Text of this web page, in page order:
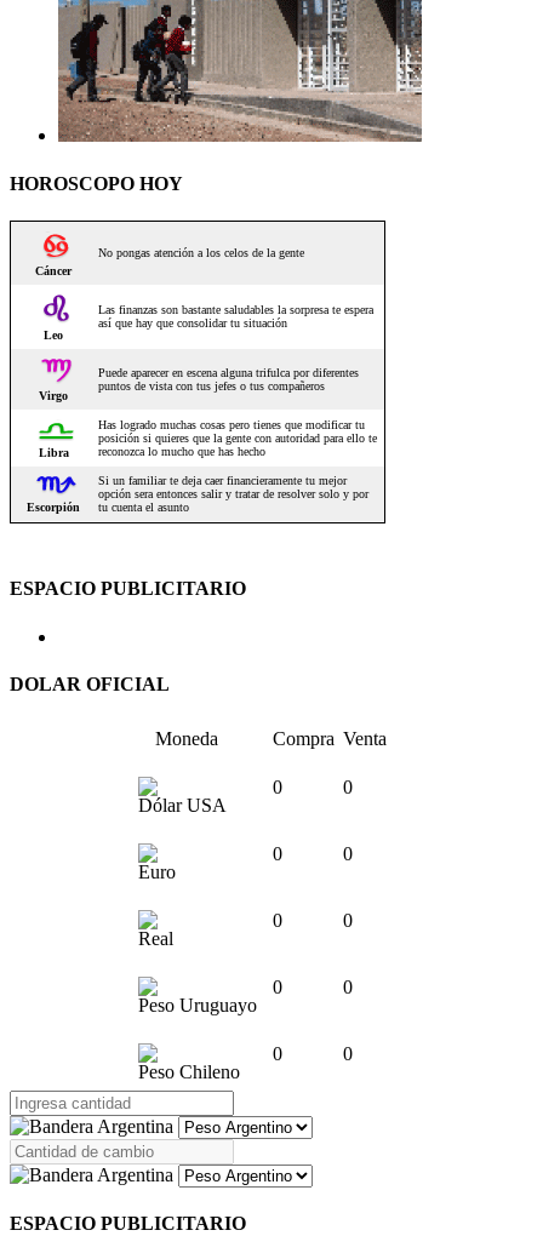
HOROSCOPO HOY
ESPACIO PUBLICITARIO
DOLAR OFICIAL
Moneda Compra Venta
Dólar USA
0 0
Euro
0 0
Real
0 0
Peso Uruguayo
0 0
Peso Chileno
0 0
ESPACIO PUBLICITARIO